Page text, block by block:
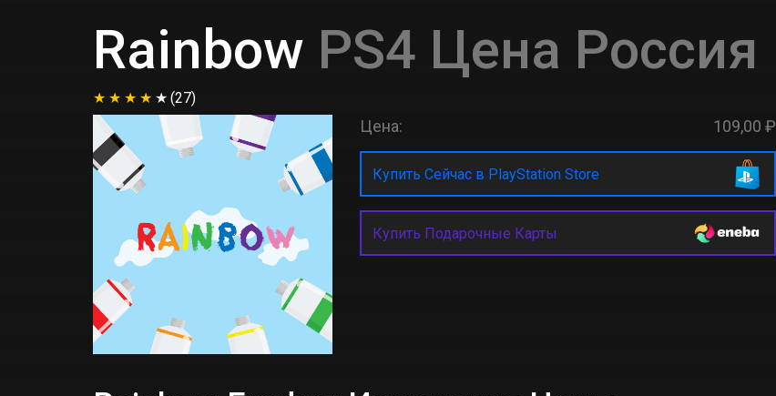
Rainbow PS4 Цена Россия
(27)
Цена: 109,00 ₽
Купить Сейчас в PlayStation Store
Купить Подарочные Карты